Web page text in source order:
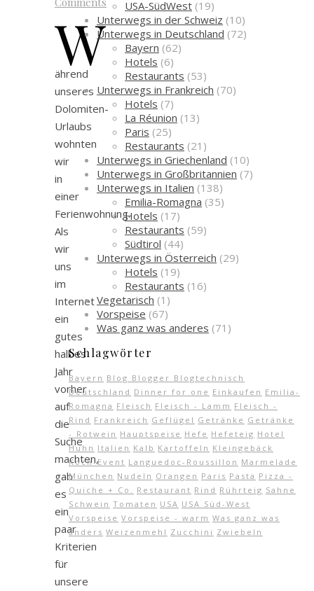
W
ährend
unseres
Dolomiten-
Urlaubs
wohnten
wir
in
einer
Ferienwohnung.
Als
wir
uns
im
Internet
ein
gutes
halbes
Jahr
vorher
auf
die
Suche
machten,
gab
es
ein
paar
Kriterien
für
unsere
USA-SüdWest (19)
Unterwegs in der Schweiz (10)
Unterwegs in Deutschland (72)
Bayern (62)
Hotels (6)
Restaurants (53)
Unterwegs in Frankreich (70)
Hotels (7)
La Réunion (13)
Paris (25)
Restaurants (21)
Unterwegs in Griechenland (10)
Unterwegs in Großbritannien (7)
Unterwegs in Italien (138)
Emilia-Romagna (35)
Hotels (17)
Restaurants (59)
Südtirol (44)
Unterwegs in Österreich (29)
Hotels (19)
Restaurants (16)
Vegetarisch (1)
Vorspeise (67)
Was ganz was anderes (71)
Schlagwörter
Bayern Blog Blogger Blogtechnisch
Deutschland Dinner for one Einkaufen Emilia-
Romagna Fleisch Fleisch - Lamm Fleisch -
Rind Frankreich Geflügel Getränke Getränke
- Rotwein Hauptspeise Hefe Hefeteig Hotel
Huhn Italien Kalb Kartoffeln Kleingebäck
Koch-Event Languedoc-Roussillon Marmelade
München Nudeln Orangen Paris Pasta Pizza -
Quiche + Co.
Restaurant Rind Rührteig Sahne
Schwein Tomaten USA USA Süd-West
Vorspeise Vorspeise - warm Was ganz was
anders Weizenmehl Zucchini Zwiebeln